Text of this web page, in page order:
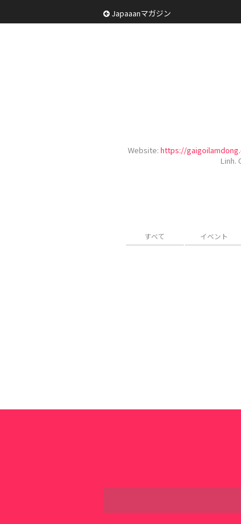
Japaaanマガジン
Website: https://
Linh.
すべて イベント